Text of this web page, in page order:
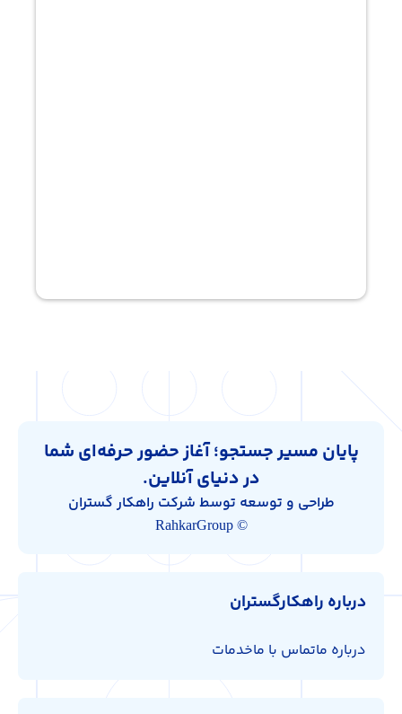
پایان مسیر جستجو؛ آغاز حضور حرفه‌ای شما
در دنیای آنلاین.
طراحی و توسعه توسط شرکت راهکار گستران
© RahkarGroup
درباره راهکارگستران
درباره ماتماس با ماخدمات